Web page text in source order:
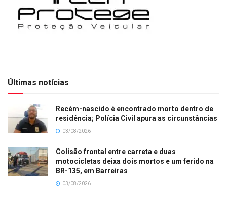
Últimas notícias
Recém-nascido é encontrado morto dentro de
residência; Polícia Civil apura as circunstâncias
03/08/2026
Colisão frontal entre carreta e duas
motocicletas deixa dois mortos e um ferido na
BR-135, em Barreiras
03/08/2026